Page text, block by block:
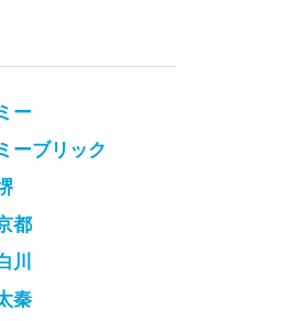
ー
ーブリック
都
川
秦